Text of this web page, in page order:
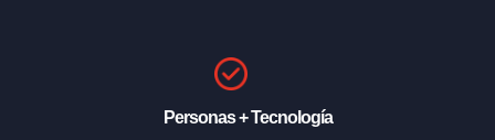
Personas + Tecnología